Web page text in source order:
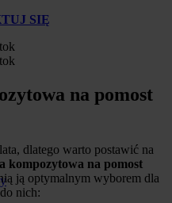
SIĘ
na pomost
dlatego warto postawić na
kompozytowa na pomost
ją optymalnym wyborem dla
nich: